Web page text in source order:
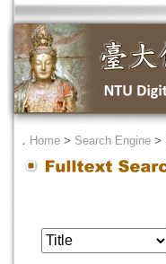
． Home > Search Engine >